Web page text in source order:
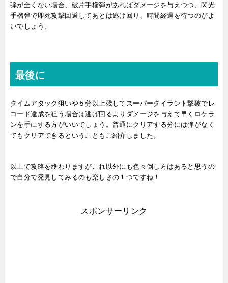
弾が全くない場合、破片手榴弾があればダメージを与えつつ、閃光
手榴弾で即死攻撃回避してあとは逃げ回り、時間経過を待つのがよ
いでしょう。
最後に
タイムアタック狙いや５分以上残してスーパータイラント撃破でレ
コード達成を狙う場合は逃げ回るよりダメージを与えて早くロケラ
ンを手にする方がいいでしょう。普通にクリアする分には弾がなく
てもクリアできるということもご紹介しました。
以上で攻略を終わりますがこれ以外にも色々倒し方はあると思うの
で自分で発見してみるのも楽しさの１つですね！
スポンサーリンク